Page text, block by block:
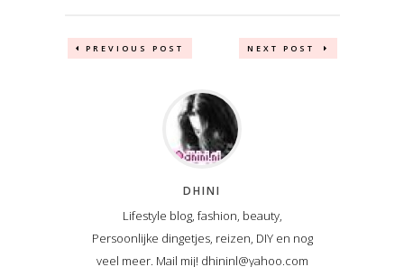
PREVIOUS POST NEXT POST
DHINI
Lifestyle blog, fashion, beauty,
Persoonlijke dingetjes, reizen, DIY en nog
veel meer. Mail mij! dhininl@yahoo.com